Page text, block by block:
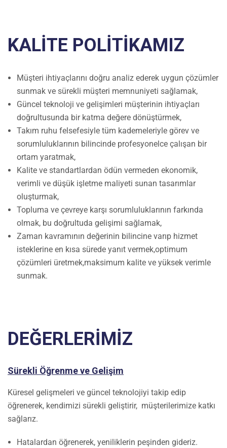
KALİTE POLİTİKAMIZ
Müşteri ihtiyaçlarını doğru analiz ederek uygun çözümler
sunmak ve sürekli müşteri memnuniyeti sağlamak,
Güncel teknoloji ve gelişimleri müşterinin ihtiyaçları
doğrultusunda bir katma değere dönüştürmek,
Takım ruhu felsefesiyle tüm kademeleriyle görev ve
sorumluluklarının bilincinde profesyonelce çalışan bir
ortam yaratmak,
Kalite ve standartlardan ödün vermeden ekonomik,
verimli ve düşük işletme maliyeti sunan tasarımlar
oluşturmak,
Topluma ve çevreye karşı sorumluluklarının farkında
olmak, bu doğrultuda gelişimi sağlamak,
Zaman kavramının değerinin bilincine varıp hizmet
isteklerine en kısa sürede yanıt vermek,optimum
çözümleri üretmek,maksimum kalite ve yüksek verimle
sunmak.
DEĞERLERİMİZ
Sürekli Öğrenme ve Gelişim
Küresel gelişmeleri ve güncel teknolojiyi takip edip
öğrenerek, kendimizi sürekli geliştirir, müşterilerimize katkı
sağlarız.
Hatalardan öğrenerek, yeniliklerin peşinden gideriz.